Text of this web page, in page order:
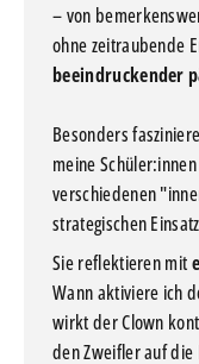
– von
ohne zeitraubende
beeindruckender
Besonders
meine
verschiedenen
strategischen
Sie reflektieren mit
Wann aktiviere ich
wirkt der Clown
den Zweifler auf die